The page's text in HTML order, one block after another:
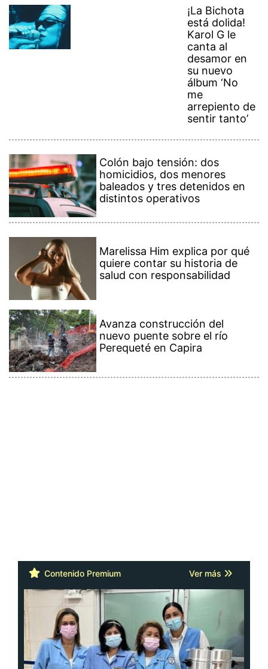
¡La Bichota
está dolida!
Karol G le
canta al
desamor en
su nuevo
álbum ‘No
me
arrepiento de
sentir tanto’
Colón bajo tensión: dos
homicidios, dos menores
baleados y tres detenidos en
distintos operativos
Marelissa Him explica por qué
quiere contar su historia de
salud con responsabilidad
Avanza construcción del
nuevo puente sobre el río
Perequeté en Capira
Contenido Premium Ver más